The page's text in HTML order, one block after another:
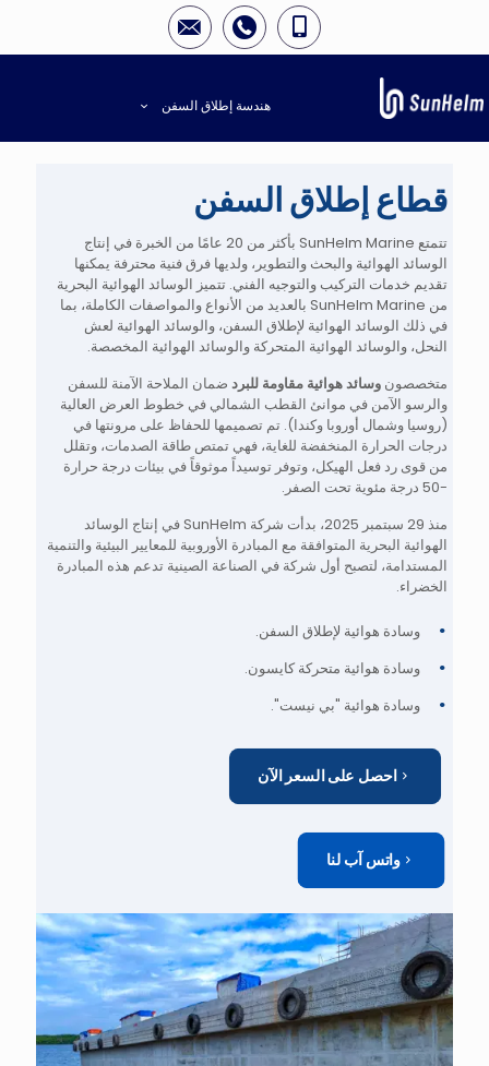
هندسة إطلاق السفن
قطاع إطلاق السفن
تتمتع SunHelm Marine بأكثر من 20 عامًا من الخبرة في إنتاج
الوسائد الهوائية والبحث والتطوير، ولديها فرق فنية محترفة يمكنها
تقديم خدمات التركيب والتوجيه الفني. تتميز الوسائد الهوائية البحرية
من SunHelm Marine بالعديد من الأنواع والمواصفات الكاملة، بما
في ذلك الوسائد الهوائية لإطلاق السفن، والوسائد الهوائية لعش
النحل، والوسائد الهوائية المتحركة والوسائد الهوائية المخصصة.
متخصصون وسائد هوائية مقاومة للبرد ضمان الملاحة الآمنة للسفن
والرسو الآمن في موانئ القطب الشمالي في خطوط العرض العالية
(روسيا وشمال أوروبا وكندا). تم تصميمها للحفاظ على مرونتها في
درجات الحرارة المنخفضة للغاية، فهي تمتص طاقة الصدمات، وتقلل
من قوى رد فعل الهيكل، وتوفر توسيداً موثوقاً في بيئات درجة حرارة
-50 درجة مئوية تحت الصفر.
منذ 29 سبتمبر 2025، بدأت شركة SunHelm في إنتاج الوسائد
الهوائية البحرية المتوافقة مع المبادرة الأوروبية للمعايير البيئية والتنمية
المستدامة، لتصبح أول شركة في الصناعة الصينية تدعم هذه المبادرة
الخضراء.
وسادة هوائية لإطلاق السفن.
وسادة هوائية متحركة كايسون.
وسادة هوائية "بي نيست".
احصل على السعر الآن
واتس آب لنا